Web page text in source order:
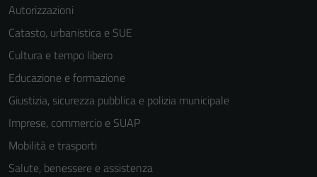
Autorizzazioni
Catasto, urbanistica e SUE
Cultura e tempo libero
Educazione e formazione
Giustizia, sicurezza pubblica e polizia municipale
Imprese, commercio e SUAP
Mobilità e trasporti
Salute, benessere e assistenza